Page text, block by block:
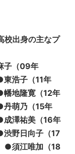
校出身の主なプ
子（09年
浩子（11年
地隆寛（12年
萌乃（15年
澤祐美（16年
野日向子（17
須江唯加（18